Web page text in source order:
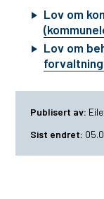
Lov om
Lov om
Publisert av
Sist endret